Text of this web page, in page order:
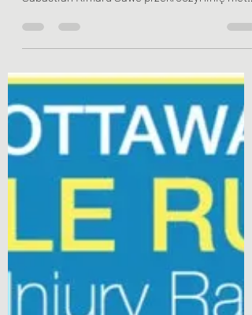
wyczynowego wszedł w nową erę. Kenijczyk
Sabastian Kimaru Sawe przekroczył linię mety
komercyjnym, lecz otwarty, oficjalny wyścig z
moment, w którym zaawansowana fizjologia,
inżynieria materiałowa i systemowe
zarządzanie talentem spotkały się w idealnym
przełomu i jak